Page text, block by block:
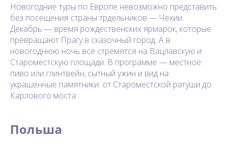
Новогодние туры по Европе невозможно представить
без посещения страны трдельников — Чехии.
Декабрь — время рождественских ярмарок, которые
превращают Прагу в сказочный город. А в
новогоднюю ночь все стремятся на Вацлавскую и
Староместскую площади. В программе — местное
пиво или глинтвейн, сытный ужин и вид на
украшенные памятники: от Староместской ратуши до
Карлового моста.
Польша